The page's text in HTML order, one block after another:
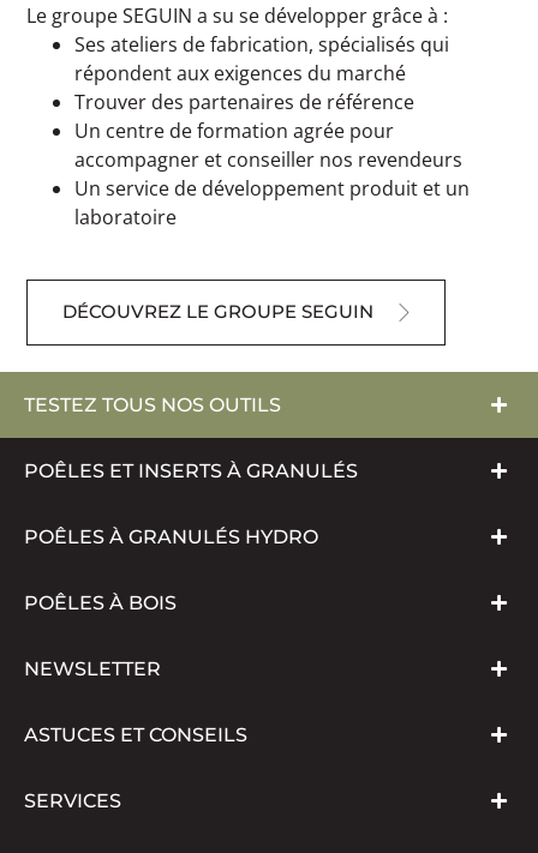
Le groupe SEGUIN a su se développer grâce à :
Ses ateliers de fabrication, spécialisés qui
répondent aux exigences du marché
Trouver des partenaires de référence
Un centre de formation agrée pour
accompagner et conseiller nos revendeurs
Un service de développement produit et un
laboratoire
DÉCOUVREZ LE GROUPE SEGUIN
TESTEZ TOUS NOS OUTILS
POÊLES ET INSERTS À GRANULÉS
POÊLES À GRANULÉS HYDRO
POÊLES À BOIS
NEWSLETTER
ASTUCES ET CONSEILS
SERVICES